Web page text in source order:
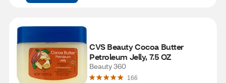
CVS Beauty Cocoa Butter
Petroleum Jelly, 7.5 OZ
Beauty 360
166